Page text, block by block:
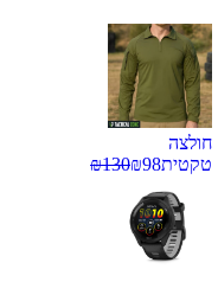
חולצה
טקטית
₪98
₪130